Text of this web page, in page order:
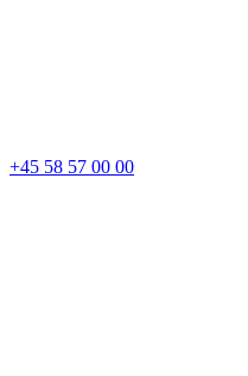
+45 58 57 00 00